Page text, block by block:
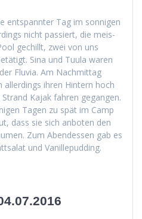
entspan­nter Tag im son­ni­gen
nicht passiert, die meis­
gechillt, zwei von uns
Sina und Tuu­la waren
Flu­via. Am Nach­mit­tag
allerd­ings ihren Hin­tern hoch
Kajak fahren gegan­gen.
Tagen zu spät im Camp
dass sie sich anboten den
Zum Aben­dessen gab es
und Vanillepudding.